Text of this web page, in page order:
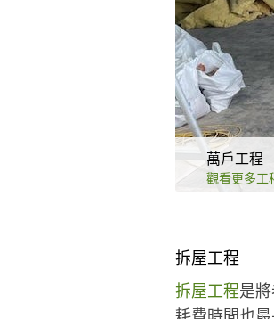
萬戶工程
觀看更多工
拆屋工程
拆屋工程是